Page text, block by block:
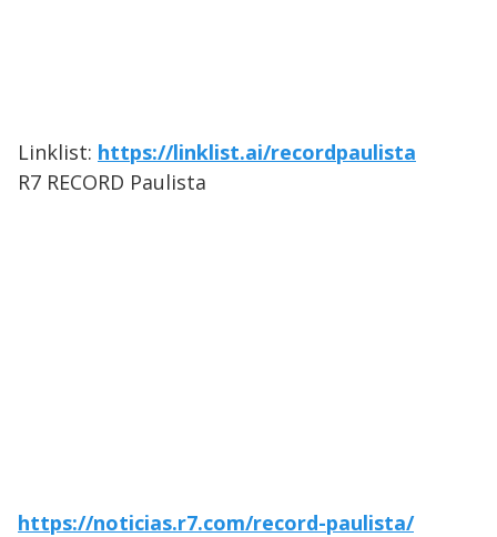
Linklist: https://linklist.ai/recordpaulista
R7 RECORD Paulista
https://noticias.r7.com/record-paulista/